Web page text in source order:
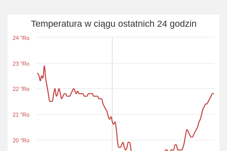
Temperatura w ciągu ostatnich 24 godzin
20 °Ro
21 °Ro
22 °Ro
23 °Ro
24 °Ro